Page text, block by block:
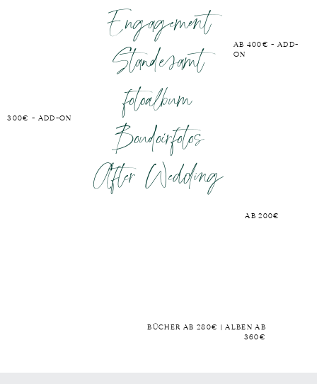
Engagement
Standesamt
fotoalbum
Boudoirfotos
After Wedding
AB 200€
AB 400€ - ADD-
ON
BÜCHER AB 280€ | ALBEN AB
360€
300€ - ADD-ON